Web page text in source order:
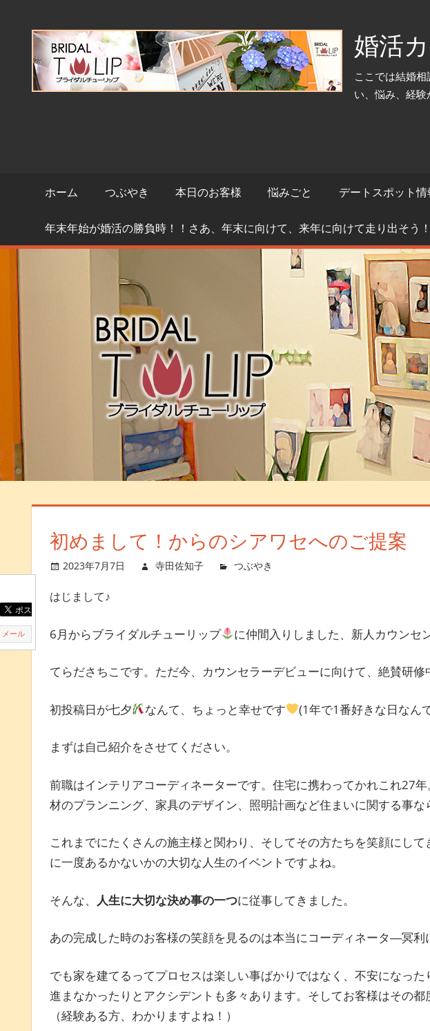
婚活
ここでは結婚
い、悩み、経
ホーム つぶやき 本日のお客様 悩みごと デートスポット情
年末年始が婚活の勝負時！！さあ、年末に向けて、来年に向けて走り出そう！
初めまして！からのシアワセへのご提案
2023年7月7日 寺田佐知子 つぶやき
メール
はじまして♪
6月からブライダルチューリップ に仲間入りしました、新人カウンセ
てらださちこです。ただ今、カウンセラーデビューに向けて、絶賛研修
初投稿日が七夕 なんて、ちょっと幸せです (1年で1番好きな日なん
まずは自己紹介をさせてください。
前職はインテリアコーディネーターです。住宅に携わってかれこれ27
材のプランニング、家具のデザイン、照明計画など住まいに関する事な
これまでにたくさんの施主様と関わり、そしてその方たちを笑顔にし
に一度あるかないかの大切な人生のイベントですよね。
そんな、 人生に大切な決め事の一つに従事してきました。
あの完成した時のお客様の笑顔を見るのは本当にコーディネータ―冥利
でも家を建てるってプロセスは楽しい事ばかりではなく、不安になっ
進まなかったりとアクシデントも多々あります。そしてお客様はその都
（経験ある方、わかりますよね！）